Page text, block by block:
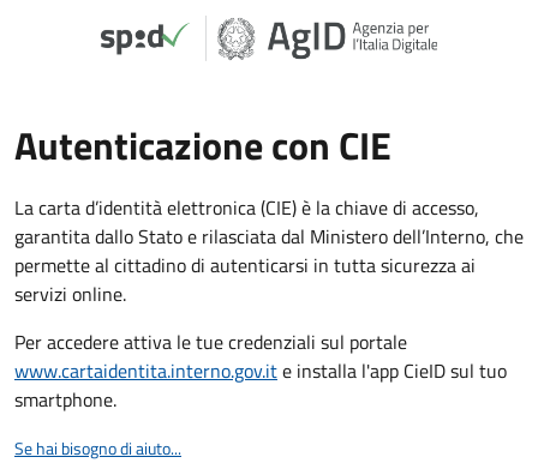
Autenticazione con CIE
La carta d’identità elettronica (CIE) è la chiave di accesso,
garantita dallo Stato e rilasciata dal Ministero dell’Interno, che
permette al cittadino di autenticarsi in tutta sicurezza ai
servizi online.
Per accedere attiva le tue credenziali sul portale
www.cartaidentita.interno.gov.ite installa l'app CieID sul tuo
smartphone.
Se hai bisogno di aiuto...